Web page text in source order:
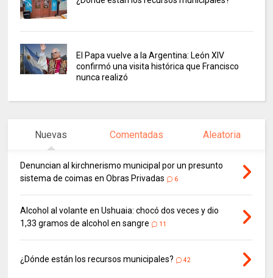
El Papa vuelve a la Argentina: León XIV
confirmó una visita histórica que Francisco
nunca realizó
Nuevas Comentadas Aleatoria
Denuncian al kirchnerismo municipal por un presunto
sistema de coimas en Obras Privadas
6
Alcohol al volante en Ushuaia: chocó dos veces y dio
1,33 gramos de alcohol en sangre
11
¿Dónde están los recursos municipales? 42